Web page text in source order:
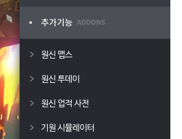
원신 맵스
원신 투데이
원신 업적 사전
기원 시뮬레이터